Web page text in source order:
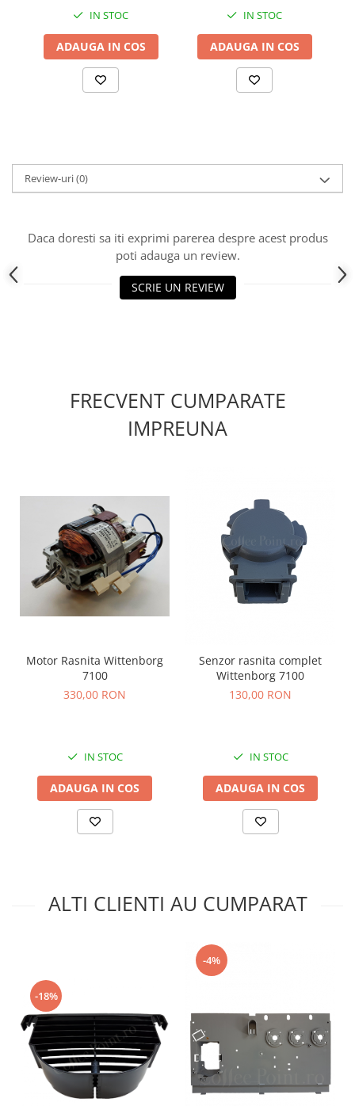
IN STOC
ADAUGA IN COS
IN STOC
ADAUGA IN COS
Review-uri(0)
Daca doresti sa iti exprimi parerea despre acest produs
poti adauga un review.
SCRIE UN REVIEW
FRECVENT CUMPARATE
IMPREUNA
Motor Rasnita Wittenborg
7100
330,00 RON
IN STOC
ADAUGA IN COS
Senzor rasnita complet
Wittenborg 7100
130,00 RON
IN STOC
ADAUGA IN COS
ALTI CLIENTI AU CUMPARAT
-18%
-4%